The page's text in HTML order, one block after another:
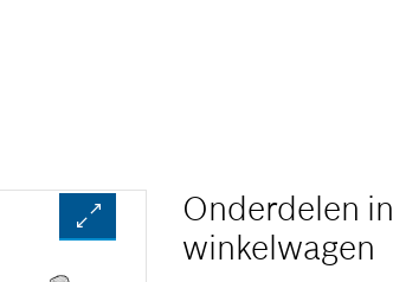
Onderdelen in
winkelwagen